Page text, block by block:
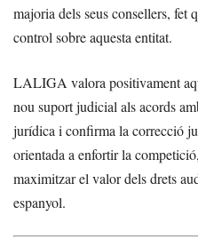
majoria dels seus consellers, fet
control sobre aquesta entitat.
LALIGA valora positivament
nou suport judicial als acords
jurídica i confirma la correcció
orientada a enfortir la
maximitzar el valor dels drets
espanyol.